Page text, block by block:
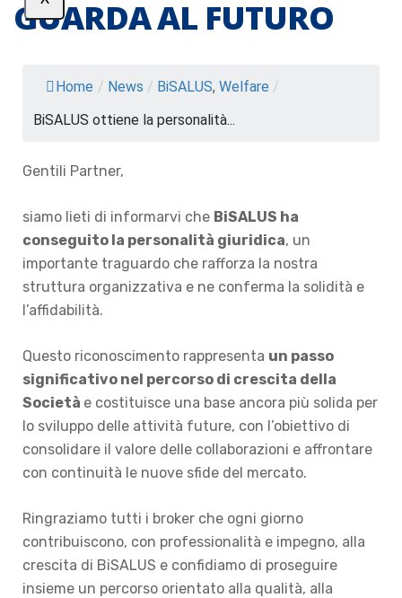
GUARDA AL FUTURO
Home / News / BiSALUS, Welfare /
BiSALUS ottiene la personalità...
Gentili Partner,
siamo lieti di informarvi che BiSALUS ha
conseguito la personalità giuridica, un
importante traguardo che rafforza la nostra
struttura organizzativa e ne conferma la solidità e
l’affidabilità.
Questo riconoscimento rappresenta un passo
significativo nel percorso di crescita della
Società e costituisce una base ancora più solida per
lo sviluppo delle attività future, con l’obiettivo di
consolidare il valore delle collaborazioni e affrontare
con continuità le nuove sfide del mercato.
Ringraziamo tutti i broker che ogni giorno
contribuiscono, con professionalità e impegno, alla
crescita di BiSALUS e confidiamo di proseguire
insieme un percorso orientato alla qualità, alla